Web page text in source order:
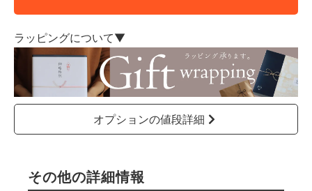
ラッピングについて▼
オプションの値段詳細
その他の詳細情報